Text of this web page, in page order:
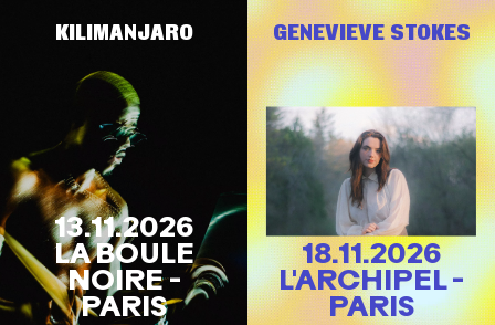
KILIMANJARO
13.11.2026
LA BOULE
NOIRE -
PARIS
GENEVIEVE STOKES
18.11.2026
L'ARCHIPEL -
PARIS